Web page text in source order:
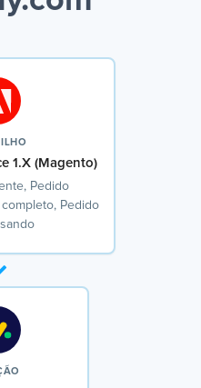
1.X (Magento)
Pedido
Pedido